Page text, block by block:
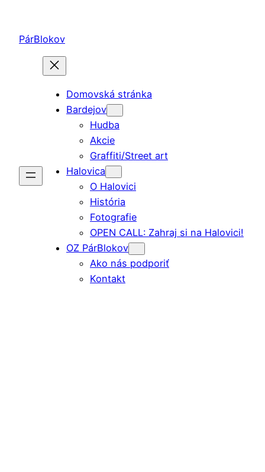
obsah
PárBlokov
Domovská stránka
Bardejov
Hudba
Akcie
Graffiti/Street art
Halovica
O Halovici
História
Fotografie
OPEN CALL: Zahraj si na Halovici!
OZ PárBlokov
Ako nás podporiť
Kontakt